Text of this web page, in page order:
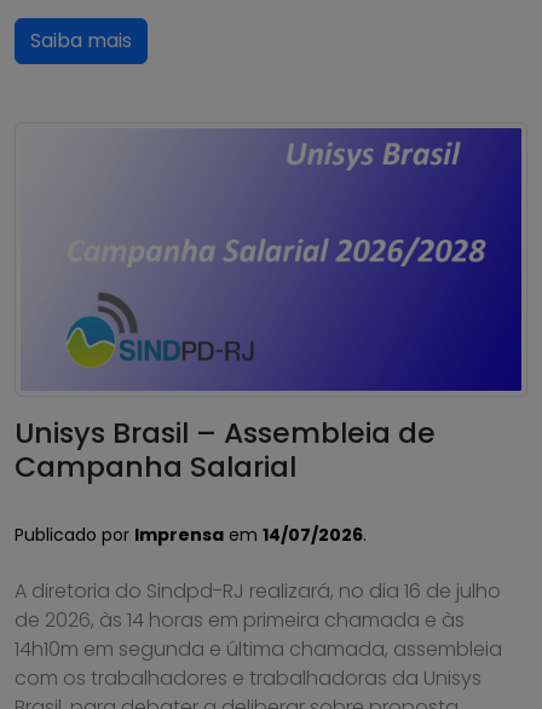
Saiba mais
Unisys Brasil – Assembleia de
Campanha Salarial
Publicado por Imprensa em 14/07/2026.
A diretoria do Sindpd-RJ realizará, no dia 16 de julho
de 2026, às 14 horas em primeira chamada e às
14h10m em segunda e última chamada, assembleia
com os trabalhadores e trabalhadoras da Unisys